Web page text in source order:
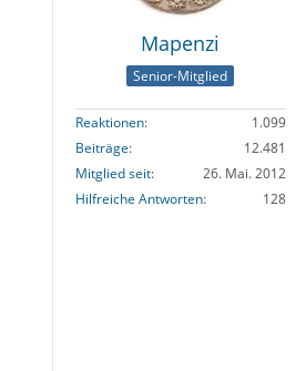
Mapenzi
Senior-Mitglied
Reaktionen
1.099
Beiträge
12.481
Mitglied seit
26. Mai. 2012
Hilfreiche Antworten
128